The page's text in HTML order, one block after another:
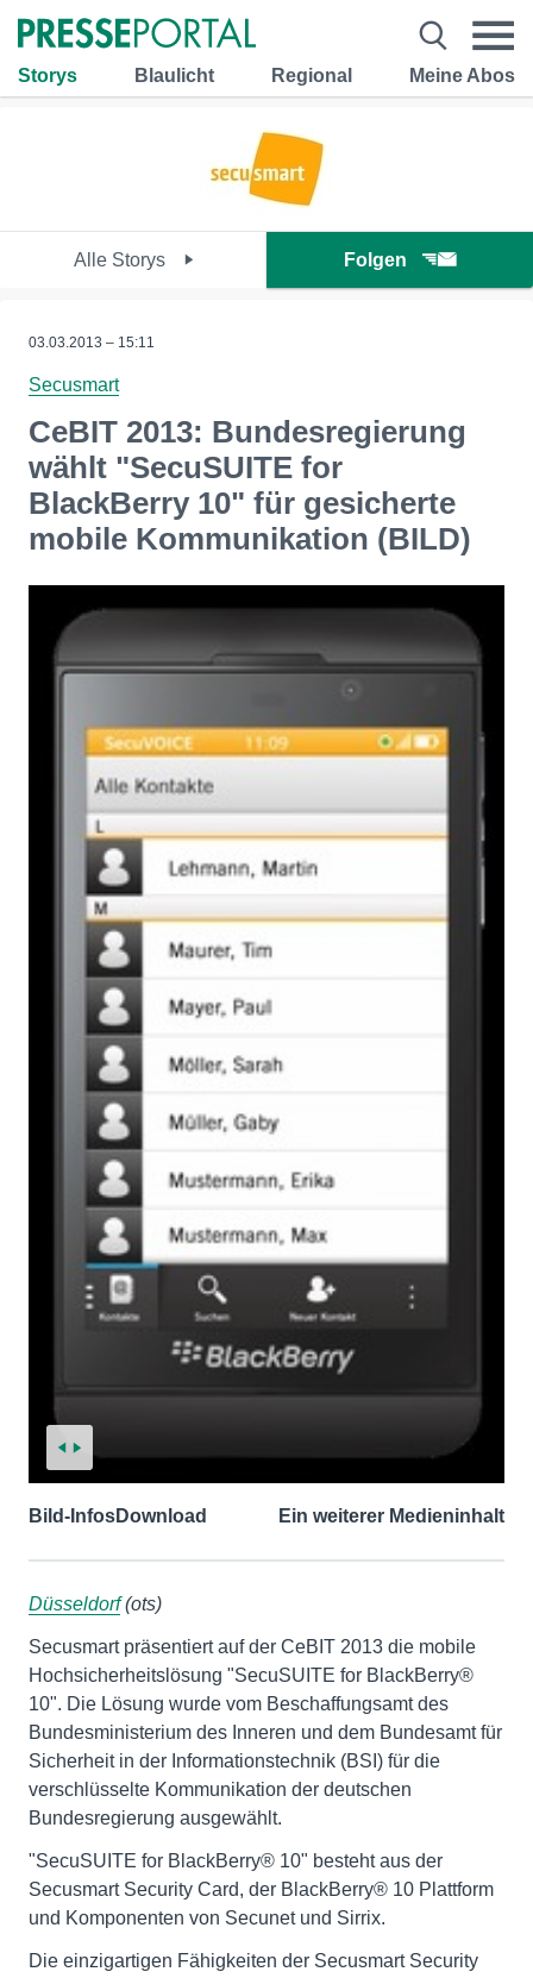
Storys Blaulicht Regional Meine Abos
Alle Storys Folgen
03.03.2013 – 15:11
Secusmart
CeBIT 2013: Bundesregierung
wählt "SecuSUITE for
BlackBerry 10" für gesicherte
mobile Kommunikation (BILD)
Bild-InfosDownload Ein weiterer Medieninhalt
Düsseldorf(ots)
Secusmart präsentiert auf der CeBIT 2013 die mobile
Hochsicherheitslösung "SecuSUITE for BlackBerry®
10". Die Lösung wurde vom Beschaffungsamt des
Bundesministerium des Inneren und dem Bundesamt für
Sicherheit in der Informationstechnik (BSI) für die
verschlüsselte Kommunikation der deutschen
Bundesregierung ausgewählt.
"SecuSUITE for BlackBerry® 10" besteht aus der
Secusmart Security Card, der BlackBerry® 10 Plattform
und Komponenten von Secunet und Sirrix.
Die einzigartigen Fähigkeiten der Secusmart Security